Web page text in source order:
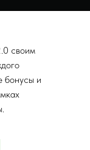
своим
бонусы и